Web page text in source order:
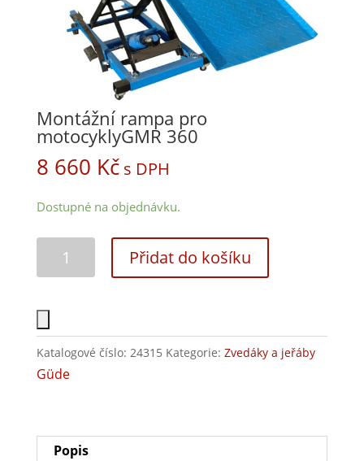
Montážní rampa pro
motocyklyGMR 360
8 660 Kč s DPH
Dostupné na objednávku.
Přidat do košíku
Katalogové číslo: 24315 Kategorie: Zvedáky a jeřáby
Güde
Popis